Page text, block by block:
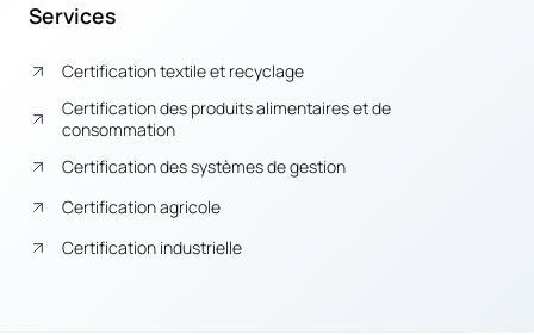
Services
Certification textile et recyclage
Certification des produits alimentaires et de
consommation
Certification des systèmes de gestion
Certification agricole
Certification industrielle